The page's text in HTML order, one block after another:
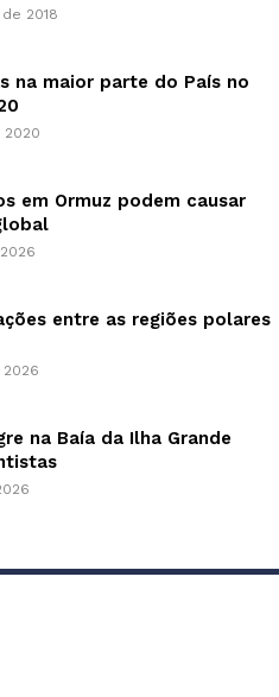
2018
na maior parte do País no
em Ormuz podem causar
entre as regiões polares
na Baía da Ilha Grande